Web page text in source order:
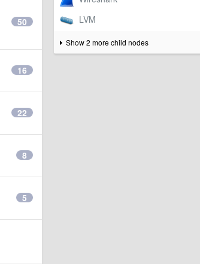
Show 2 more child nodes
50
16
22
8
5